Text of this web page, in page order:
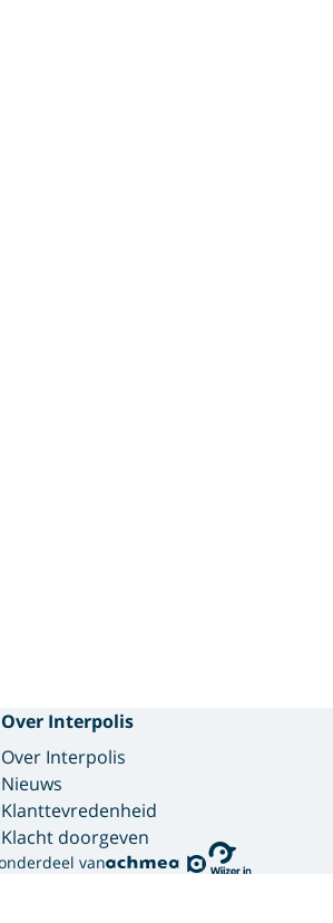
Over Interpolis
Over Interpolis
Nieuws
Klanttevredenheid
Klacht doorgeven
van